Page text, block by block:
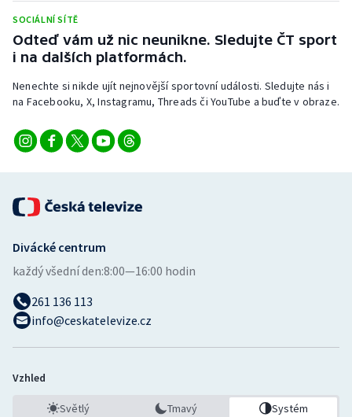
Veslování
Volejbal
Ostatní
SOCIÁLNÍ SÍTĚ
Odteď vám už nic neunikne. Sledujte ČT sport
i na dalších platformách.
Nenechte si nikde ujít nejnovější sportovní události. Sledujte nás i
na Facebooku, X, Instagramu, Threads či YouTube a buďte v obraze.
Divácké centrum
každý všední den:8:00—16:00 hodin
261 136 113
info@ceskatelevize.cz
Vzhled
Světlý Tmavý Systém